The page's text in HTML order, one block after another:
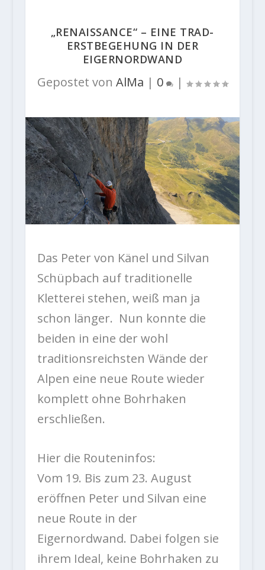
„RENAISSANCE“ – EINE TRAD-
ERSTBEGEHUNG IN DER
EIGERNORDWAND
Gepostet von AlMa | 0 |
Das Peter von Känel und Silvan
Schüpbach auf traditionelle
Kletterei stehen, weiß man ja
schon länger. Nun konnte die
beiden in eine der wohl
traditionsreichsten Wände der
Alpen eine neue Route wieder
komplett ohne Bohrhaken
erschließen.
Hier die Routeninfos:
Vom 19. Bis zum 23. August
eröffnen Peter und Silvan eine
neue Route in der
Eigernordwand. Dabei folgen sie
ihrem Ideal, keine Bohrhaken zu